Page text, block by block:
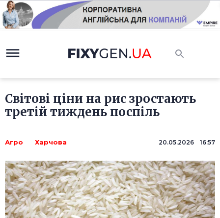
Світові ціни на рис зростають
третій тиждень поспіль
Агро Харчова 20.05.2026 16:57